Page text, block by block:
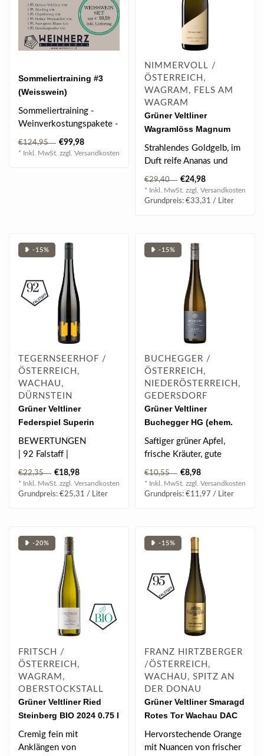
Sommeliertraining #3
(Weisswein)
Sommeliertraining -
Weinverkostungspakete -
Weintraining
Speziell für den TSO..
€124,95 €99,98
* Inkl. MwSt. zzgl. Versandkosten
NIMMERVOLL /
ÖSTERREICH,
WAGRAM, FELS AM
WAGRAM
Grüner Veltliner
Wagramlöss Magnum
2025 1.5 l
Strahlendes Goldgelb, im
Duft reife Ananas und
Zuckermelone, toller
Schmelz, vie..
€29,40 €24,98
* Inkl. MwSt. zzgl. Versandkosten
Grundpreis: €33,31 / Liter
❥ -15%
TEGERNSEERHOF /
ÖSTERREICH,
WACHAU,
DÜRNSTEIN
Grüner Veltliner
Federspiel Superin
Wachau DAC 2024 0.75 l
BEWERTUNGEN
| 92 Falstaff |
€22,35 €18,98
* Inkl. MwSt. zzgl. Versandkosten
Grundpreis: €25,31 / Liter
❥ -15%
BUCHEGGER /
ÖSTERREICH,
NIEDERÖSTERREICH,
GEDERSDORF
Grüner Veltliner
Buchegger HG (ehem.
Holzgasse) 2025 0.75 l
Saftiger grüner Apfel,
frische Kräuter, gute
Säurestruktur.
€10,55 €8,98
* Inkl. MwSt. zzgl. Versandkosten
Grundpreis: €11,97 / Liter
❥ -20%
FRITSCH /
ÖSTERREICH,
WAGRAM,
OBERSTOCKSTALL
Grüner Veltliner Ried
Steinberg BIO 2024 0.75 l
Cremig fein mit
Anklängen von
❥ -15%
FRANZ HIRTZBERGER
/ÖSTERREICH,
WACHAU, SPITZ AN
DER DONAU
Grüner Veltliner Smaragd
Rotes Tor Wachau DAC
2024 0.75 l
Hervorstechende Orange
mit Nuancen von frischer